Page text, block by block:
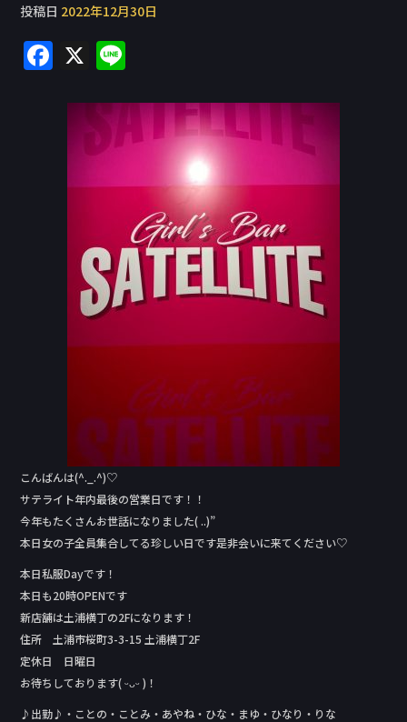
投稿日 2022年12月30日
F
c
e
o
X
e
こんばんは(^._.^)♡
サテライト年内最後の営業日です！！
今年もたくさんお世話になりました( ..)”
本日女の子全員集合してる珍しい日です是非会いに来てください♡
本日私服Day‬です！
本日も20時OPENです
新店舗は土浦横丁の2Fになります！
住所 土浦市桜町3-3-15 土浦横丁2F
定休日 日曜日
お待ちしております( ᵕᴗᵕ )！
♪出勤♪・ことの・ことみ・あやね・ひな・まゆ・ひなり・りな